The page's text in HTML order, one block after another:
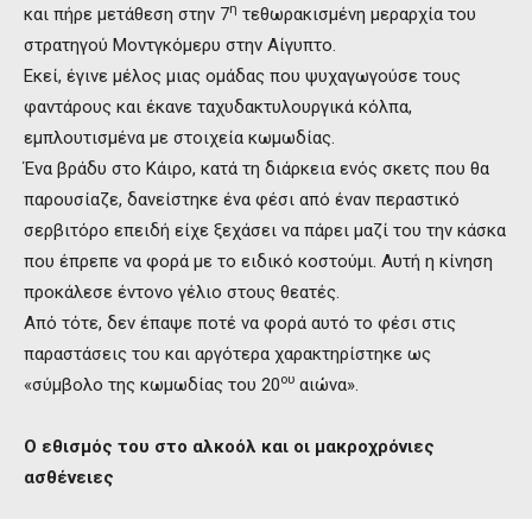
και πήρε μετάθεση στην 7η τεθωρακισμένη μεραρχία του
στρατηγού Μοντγκόμερυ στην Αίγυπτο.
Εκεί, έγινε μέλος μιας ομάδας που ψυχαγωγούσε τους
φαντάρους και έκανε ταχυδακτυλουργικά κόλπα,
εμπλουτισμένα με στοιχεία κωμωδίας.
Ένα βράδυ στο Κάιρο, κατά τη διάρκεια ενός σκετς που θα
παρουσίαζε, δανείστηκε ένα φέσι από έναν περαστικό
σερβιτόρο επειδή είχε ξεχάσει να πάρει μαζί του την κάσκα
που έπρεπε να φορά με το ειδικό κοστούμι. Αυτή η κίνηση
προκάλεσε έντονο γέλιο στους θεατές.
Από τότε, δεν έπαψε ποτέ να φορά αυτό το φέσι στις
παραστάσεις του και αργότερα χαρακτηρίστηκε ως
«σύμβολο της κωμωδίας του 20ου αιώνα».
Ο εθισμός του στο αλκοόλ και οι μακροχρόνιες
ασθένειες